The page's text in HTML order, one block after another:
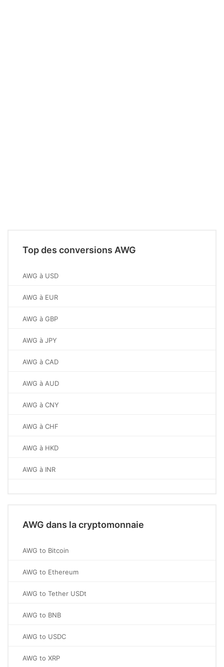
Top des conversions AWG
AWG à USD
AWG à EUR
AWG à GBP
AWG à JPY
AWG à CAD
AWG à AUD
AWG à CNY
AWG à CHF
AWG à HKD
AWG à INR
AWG dans la cryptomonnaie
AWG to Bitcoin
AWG to Ethereum
AWG to Tether USDt
AWG to BNB
AWG to USDC
AWG to XRP